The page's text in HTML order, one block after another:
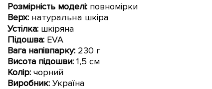
Розмірність моделі: повномірки
Верх: натуральна шкіра
Устілка: шкіряна
Підошва: EVA
Вага напівпарку: 230 г
Висота підошви: 1,5 см
Колір: чорний
Виробник: Україна